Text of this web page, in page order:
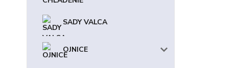
SADY VALCA
OJNICE